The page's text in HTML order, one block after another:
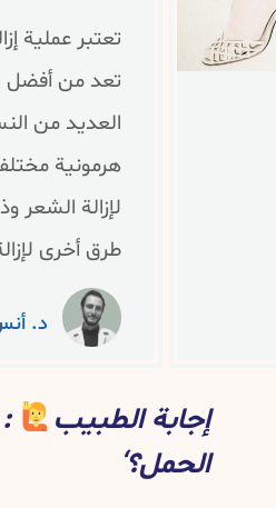
تعتبر عملية
تعد من أفضل
العديد من
هرمونية
لإزالة الشعر
طرق أخرى
د.
إجابة الطبيب
:
الحمل؟‘